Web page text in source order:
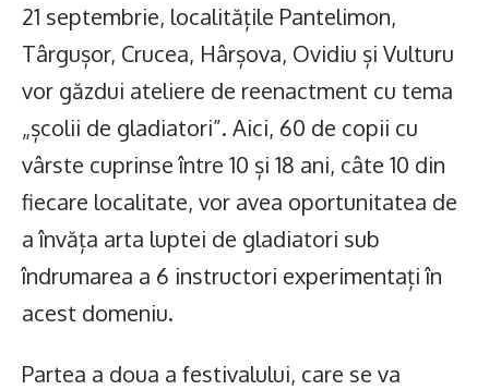
21 septembrie, localitățile Pantelimon,
Târgușor, Crucea, Hârșova, Ovidiu și Vulturu
vor găzdui ateliere de reenactment cu tema
„școlii de gladiatori”. Aici, 60 de copii cu
vârste cuprinse între 10 și 18 ani, câte 10 din
fiecare localitate, vor avea oportunitatea de
a învăța arta luptei de gladiatori sub
îndrumarea a 6 instructori experimentați în
acest domeniu.
Partea a doua a festivalului, care se va